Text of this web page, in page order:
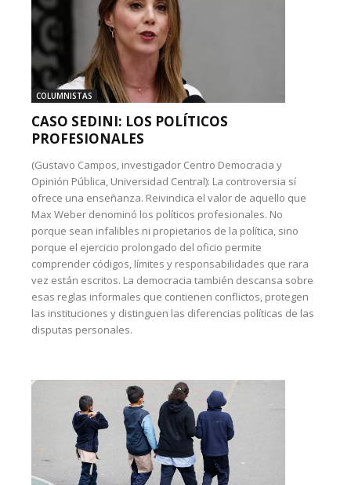
COLUMNISTAS
CASO SEDINI: LOS POLÍTICOS
PROFESIONALES
(Gustavo Campos, investigador Centro Democracia y
Opinión Pública, Universidad Central): La controversia sí
ofrece una enseñanza. Reivindica el valor de aquello que
Max Weber denominó los políticos profesionales. No
porque sean infalibles ni propietarios de la política, sino
porque el ejercicio prolongado del oficio permite
comprender códigos, límites y responsabilidades que rara
vez están escritos. La democracia también descansa sobre
esas reglas informales que contienen conflictos, protegen
las instituciones y distinguen las diferencias políticas de las
disputas personales.